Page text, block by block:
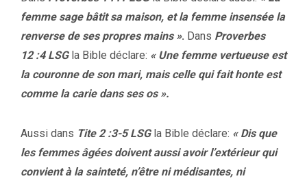
femme sage bâtit sa maison, et la femme insensée la
renverse de ses propres mains ». Dans Proverbes
12 :4 LSGla Bible déclare: « Une femme vertueuse est
la couronne de son mari, mais celle qui fait honte est
comme la carie dans ses os ».
Aussi dans Tite 2 :3-5 LSGla Bible déclare: « Dis que
les femmes âgées doivent aussi avoir l’extérieur qui
convient à la sainteté, n’être ni médisantes, ni